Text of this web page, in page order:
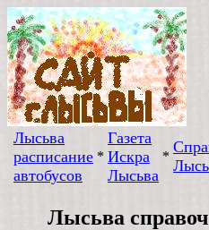
Лысьва
расписание
автобусов
*
Газета
Искра
Лысьва
*
Лысьва